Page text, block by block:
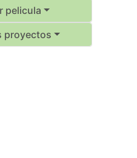
pelicula
proyectos